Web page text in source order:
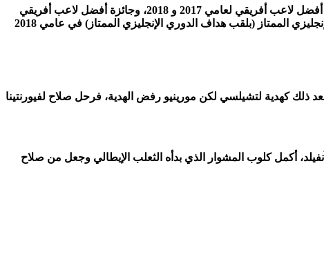
مثل حصوله على جائزة أفضل لاعب في إنجلترا 2018، ثم جائزة هدف الموسم في الدوري الإنجليزي الممتاز لموسم 2017–18، ونال جائزة أفضل لاعب أفريقي لعامي 2017 و 2018، وجائزة أفضل لاعب أفريقي
بالبي بي سي لعامي 2017 و 2018، وحصل على أفضل لاعب في الدوري الإنجليزي لعام 2018، وحصوله جائزة الحذاء الذهبي في الدوري الإنجليزي الممتاز (بلقب هداف الدوري الإنجليزي الممتاز) في عامي 2018
كهدية لتشيلسي لكن مورينيو رفض الهدية، فرحل صلاح لفيورنتينا
أكمل كلوب المشوار الذي بدأه الثعلب الإيطالي وجعل من صلاح